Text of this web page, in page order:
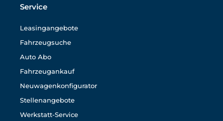
Service
Leasingangebote
Fahrzeugsuche
Auto Abo
Fahrzeugankauf
Neuwagenkonfigurator
Stellenangebote
Werkstatt-Service